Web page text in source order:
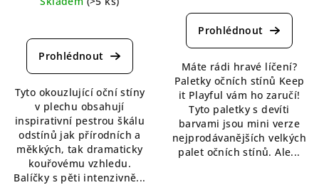
hodnocení
produktu
z
5
hvězdiček.
Tyto okouzlující oční stíny
v plechu obsahují
inspirativní pestrou škálu
odstínů jak přírodních a
měkkých, tak dramaticky
kouřovému vzhledu.
Balíčky s pěti intenzivně...
hodnocení
produktu
z
5
hvězdiček.
Máte rádi hravé líčení?
Paletky očních stínů Keep
it Playful vám ho zaručí!
Tyto paletky s devíti
barvami jsou mini verze
nejprodávanějších velkých
palet očních stínů. Ale...